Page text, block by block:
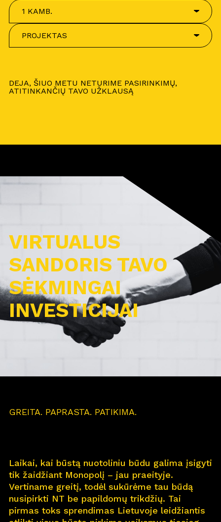
1 KAMB.
PROJEKTAS
DEJA, ŠIUO METU NETURIME PASIRINKIMŲ,
ATITINKANČIŲ TAVO UŽKLAUSĄ
VIRTUALUS
SANDORIS TAVO
SĖKMINGAI
INVESTICIJAI
GREITA. PAPRASTA. PATIKIMA.
Laikai, kai būstą nuotoliniu būdu galima įsigyti
tik žaidžiant Monopolį – jau praeityje.
Vertiname greitį, todėl sukūrėme tau būdą
nusipirkti NT be papildomų trikdžių. Tai
pirmas toks sprendimas Lietuvoje leidžiantis